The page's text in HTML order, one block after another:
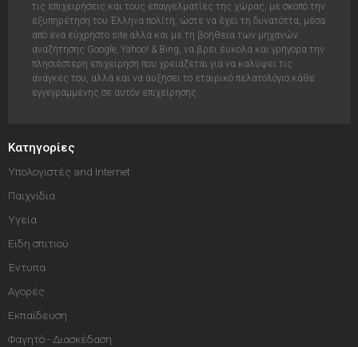
τις επιχειρήσεις και τους επαγγελματίες της χώρας, με σκοπό την
εξυπηρέτηση του Έλληνα πολίτη, ώστε να έχει τη δυνατόττα, μέσα
από ένα εύχρηστο site αλλά και με τη βοήθεια των μηχανών
αναζήτησης Google, Yahoo! & Bing, να βρει έυκολα και γρήγορα την
πλησιέστερη επιχείρηση που χρειάζεται για να καλύψει τις
ανάγκες του, αλλά και να αυξήσει το εταιρικό πελατολόγιο κάθε
εγγεγραμμένης σε αυτόν επιχείρησης.
Κατηγορίες
Υπολογιστές and Internet
Παιχνίδια
Υγεία
Είδη σπιτιού
Έντυπα
Αγορές
Εκπαίδευση
Φαγητό - Διασκέδαση